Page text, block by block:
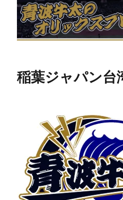
稲葉ジャパン台